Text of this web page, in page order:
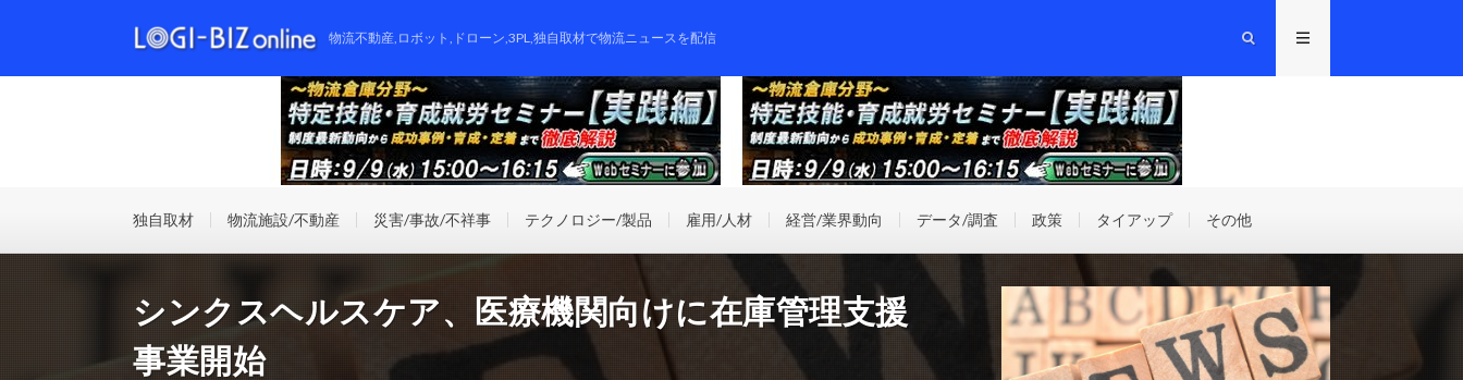
物流不動産,ロボット,ドローン,3PL,独自取材で物流ニュースを配信
独自取材 物流施設/不動産 災害/事故/不祥事 テクノロジー/製品 雇用/人材 経営/業界動向 データ/調査 政策 タイアップ その他
シンクスヘルスケア、医療機関向けに在庫管理支援
事業開始